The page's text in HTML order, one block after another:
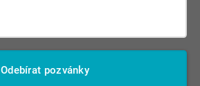
Odebírat pozvánky